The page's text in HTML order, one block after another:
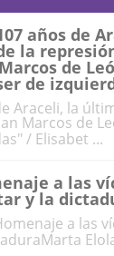
años de
la
de
de
Araceli, la
Marcos de
/ Elisabet ...
a las
y la
a las